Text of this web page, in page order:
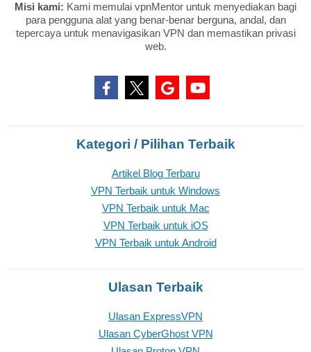
Misi kami: Kami memulai vpnMentor untuk menyediakan bagi
para pengguna alat yang benar-benar berguna, andal, dan
tepercaya untuk menavigasikan VPN dan memastikan privasi
web.
Kategori / Pilihan Terbaik
Artikel Blog Terbaru
VPN Terbaik untuk Windows
VPN Terbaik untuk Mac
VPN Terbaik untuk iOS
VPN Terbaik untuk Android
Ulasan Terbaik
Ulasan ExpressVPN
Ulasan CyberGhost VPN